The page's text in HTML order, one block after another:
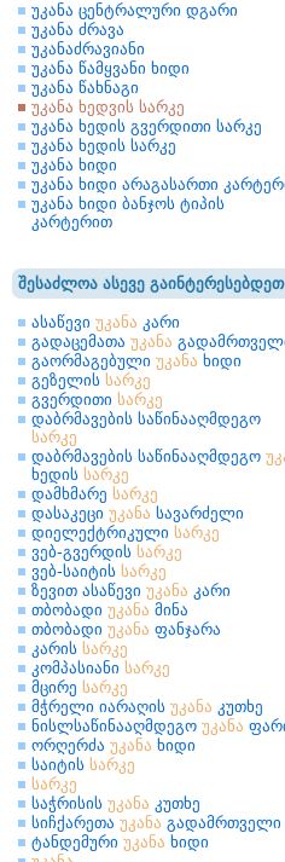
უკანა ცენტრალური დგარი
უკანა ძრავა
უკანაძრავიანი
უკანა წამყვანი ხიდი
უკანა წახნაგი
უკანა ხედვის სარკე
უკანა ხედის გვერდითი სარკე
უკანა ხედის სარკე
უკანა ხიდი
უკანა ხიდი არაგასართი
უკანა ხიდი ბანჯოს ტიპის
კარტერით
შესაძლოა ასევე გაინტერესებდეთ
ასაწევი უკანა კარი
გადაცემათა უკანა
გაორმაგებული უკანა ხიდი
გეზელის სარკე
გვერდითი სარკე
დაბრმავების საწინააღმდეგო
სარკე
დაბრმავების საწინააღმდეგო
ხედის სარკე
დამხმარე სარკე
დასაკეცი უკანა სავარძელი
დიელექტრიკული სარკე
ვებ-გვერდის სარკე
ვებ-საიტის სარკე
ზევით ასაწევი უკანა კარი
თბობადი უკანა მინა
თბობადი უკანა ფანჯარა
კარის სარკე
კომპასიანი სარკე
მცირე სარკე
მჭრელი იარაღის უკანა კუთხე
ნისლსაწინააღმდეგო უკანა
ორღერძა უკანა ხიდი
საიტის სარკე
სარკე
საჭრისის უკანა კუთხე
სიჩქარეთა უკანა გადამრთველი
ტანდემური უკანა ხიდი